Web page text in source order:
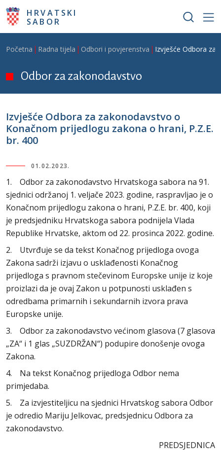
Skoči na glavni sadržaj
HRVATSKI
SABOR
Breadcrumb
Početna Radna tijela Odbori i povjerenstva Izvješće Odbora za
Odbor za zakonodavstvo
Izvješće Odbora za zakonodavstvo o
Konačnom prijedlogu zakona o hrani, P.Z.E.
br. 400
01.02.2023.
1. Odbor za zakonodavstvo Hrvatskoga sabora na 91.
sjednici održanoj 1. veljače 2023. godine, raspravljao je o
Konačnom prijedlogu zakona o hrani, P.Z.E. br. 400, koji
je predsjedniku Hrvatskoga sabora podnijela Vlada
Republike Hrvatske, aktom od 22. prosinca 2022. godine.
2. Utvrđuje se da tekst Konačnog prijedloga ovoga
Zakona sadrži izjavu o usklađenosti Konačnog
prijedloga s pravnom stečevinom Europske unije iz koje
proizlazi da je ovaj Zakon u potpunosti usklađen s
odredbama primarnih i sekundarnih izvora prava
Europske unije.
3. Odbor za zakonodavstvo većinom glasova (7 glasova
„ZA“ i 1 glas „SUZDRŽAN“) podupire donošenje ovoga
Zakona.
4. Na tekst Konačnog prijedloga Odbor nema
primjedaba.
5. Za izvjestiteljicu na sjednici Hrvatskog sabora Odbor
je odredio Mariju Jelkovac, predsjednicu Odbora za
zakonodavstvo.
PREDSJEDNICA